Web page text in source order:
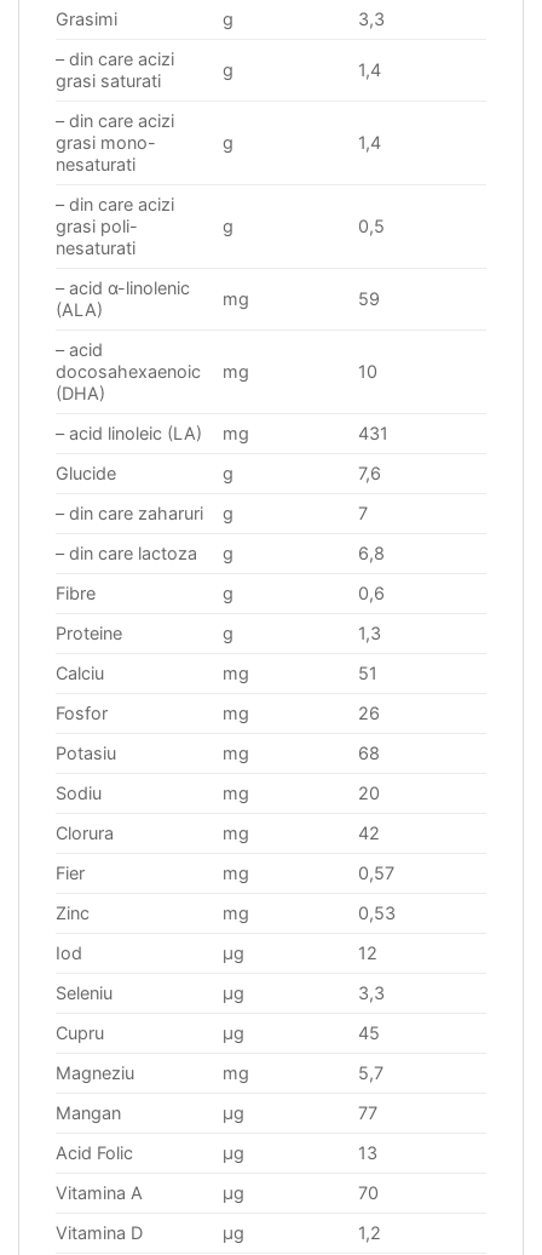
Grasimi g
3,3
– din care acizi
grasi saturati
g 1,4
– din care acizi
grasi mono-
nesaturati
g 1,4
– din care acizi
grasi poli-
nesaturati
g 0,5
– acid α-linolenic
(ALA)
mg 59
– acid
docosahexaenoic
(DHA)
mg 10
– acid linoleic (LA) mg
431
Glucide
g
7,6
– din care zaharuri
g
7
– din care lactoza
g
6,8
Fibre
g
0,6
Proteine
g
1,3
Calciu
mg
51
Fosfor
mg
26
Potasiu
mg
68
Sodiu
mg
20
Clorura
mg
42
Fier
mg
0,57
Zinc
mg
0,53
Iod
μg
12
Seleniu
μg
3,3
Cupru
μg
45
Magneziu
mg
5,7
Mangan
μg
77
Acid Folic
μg
13
Vitamina A
μg
70
Vitamina D
μg
1,2